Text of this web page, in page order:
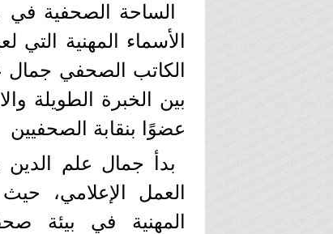
الساحة الصحفية
الأسماء المهنية
الكاتب الصحفي
بين الخبرة الطويلة
عضوًا بنقابة الصحفيين
بدأ جمال علم
العمل الإعلامي،
المهنية في بيئة